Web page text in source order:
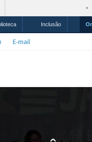
Inclusão
E-mail